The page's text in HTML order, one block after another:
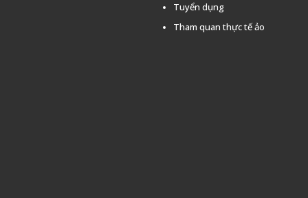
Tuyển dụng
Tham quan thực tế ảo